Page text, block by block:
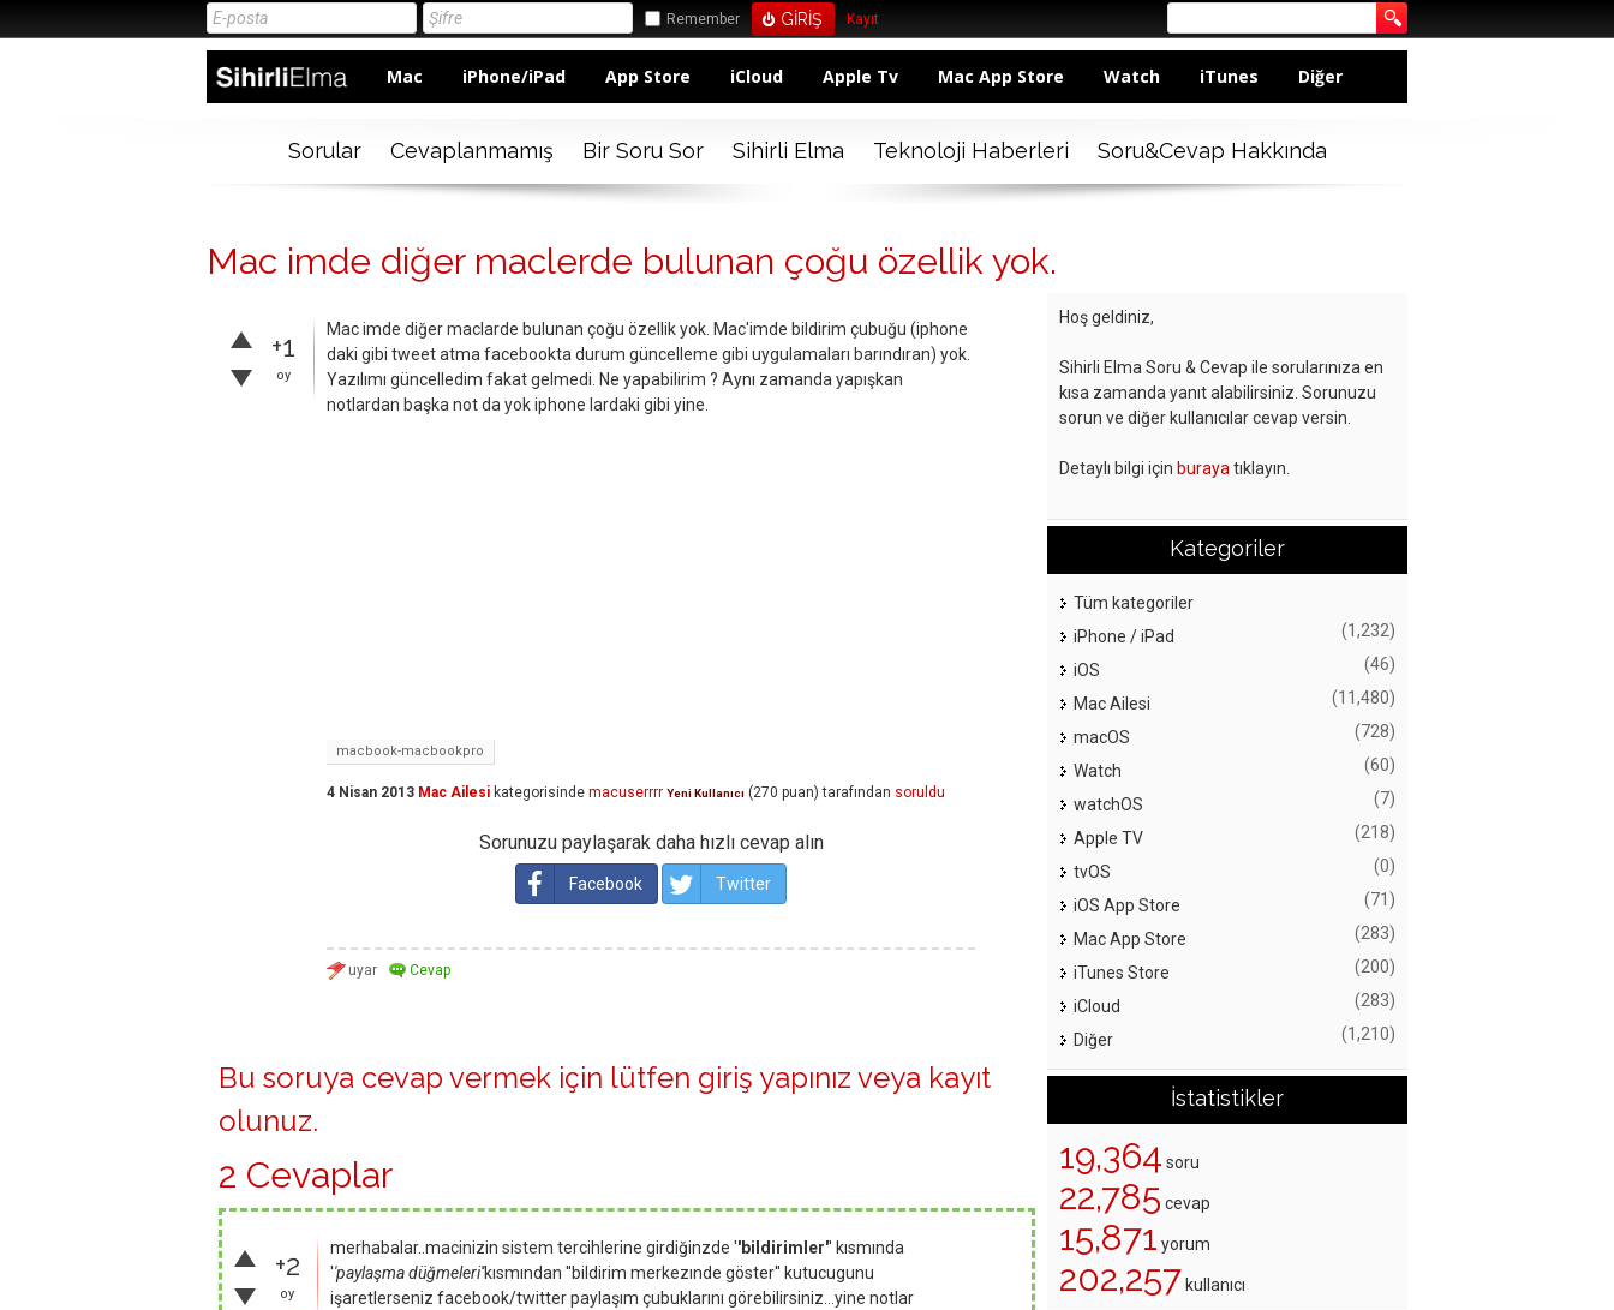
Remember Kayıt
Mac iPhone/iPad App Store iCloud Apple Tv Mac App Store Watch iTunes Diğer
Sorular Cevaplanmamış Bir Soru Sor Sihirli Elma Teknoloji Haberleri Soru&Cevap Hakkında
Mac imde diğer maclerde bulunan çoğu özellik yok.
+1
oy
Mac imde diğer maclarde bulunan çoğu özellik yok. Mac'imde bildirim çubuğu (iphone
daki gibi tweet atma facebookta durum güncelleme gibi uygulamaları barındıran) yok.
Yazılımı güncelledim fakat gelmedi. Ne yapabilirim ? Aynı zamanda yapışkan
notlardan başka not da yok iphone lardaki gibi yine.
macbook-macbookpro
4 Nisan 2013 Mac Ailesi kategorisinde macuserrrr Yeni Kullanıcı (270 puan) tarafından soruldu
Sorunuzu paylaşarak daha hızlı cevap alın
Facebook Twitter
Bu soruya cevap vermek için lütfen giriş yapınız veya kayıt
olunuz.
2 Cevaplar
+2
oy
merhabalar..macinizin sistem tercihlerine girdiğinzde ''bildirimler'' kısmında
''paylaşma düğmeleri''kısmından ''bildirim merkezınde göster'' kutucugunu
işaretlerseniz facebook/twitter paylaşım çubuklarını görebilirsiniz...yine notlar
Hoş geldiniz,
Sihirli Elma Soru & Cevap ile sorularınıza en
kısa zamanda yanıt alabilirsiniz. Sorunuzu
sorun ve diğer kullanıcılar cevap versin.
Detaylı bilgi için buraya tıklayın.
Kategoriler
Tüm kategoriler
iPhone / iPad
(1,232)
iOS (46)
Mac Ailesi (11,480)
macOS (728)
Watch (60)
watchOS (7)
Apple TV (218)
tvOS (0)
iOS App Store (71)
Mac App Store (283)
iTunes Store (200)
iCloud (283)
Diğer (1,210)
İstatistikler
19,364 soru
22,785 cevap
15,871 yorum
202,257 kullanıcı